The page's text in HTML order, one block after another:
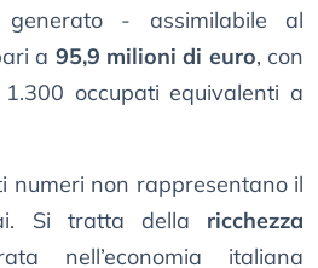
- assimilabile al
a 95,9 milioni di euro, con
occupati equivalenti a
numeri non rappresentano il
Si tratta della ricchezza
nell’economia italiana